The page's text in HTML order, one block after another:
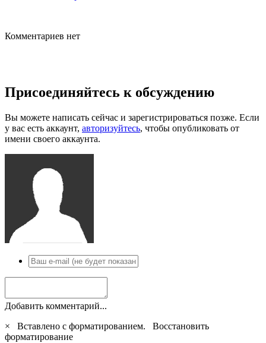
Комментариев нет
Присоединяйтесь к обсуждению
Вы можете написать сейчас и зарегистрироваться позже. Если
у вас есть аккаунт, авторизуйтесь, чтобы опубликовать от
имени своего аккаунта.
Добавить комментарий...
×
Вставлено с форматированием. Восстановить
форматирование